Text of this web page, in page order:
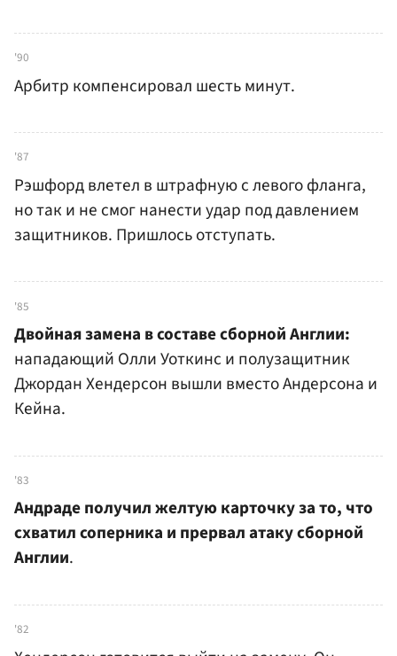
'90
Арбитр компенсировал шесть минут.
'87
Рэшфорд влетел в штрафную с левого фланга,
но так и не смог нанести удар под давлением
защитников. Пришлось отступать.
'85
Двойная замена в составе сборной Англии:
нападающий Олли Уоткинс и полузащитник
Джордан Хендерсон вышли вместо Андерсона и
Кейна.
'83
Андраде получил желтую карточку за то, что
схватил соперника и прервал атаку сборной
Англии.
'82